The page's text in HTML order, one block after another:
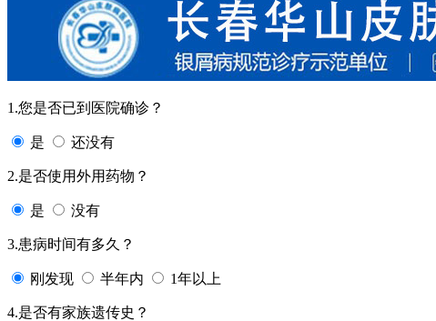
1.您是否已到医院确诊？
是 还没有
2.是否使用外用药物？
是 没有
3.患病时间有多久？
刚发现 半年内 1年以上
4.是否有家族遗传史？